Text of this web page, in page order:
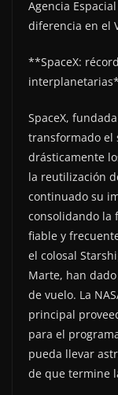
Agencia
diferencia en el
**SpaceX:
SpaceX,
transformado el
drásticamente
la reutilización
continuado su
consolidando la
fiable y
el colosal
Marte, han
de vuelo. La
principal
para el
pueda llevar
de que termine